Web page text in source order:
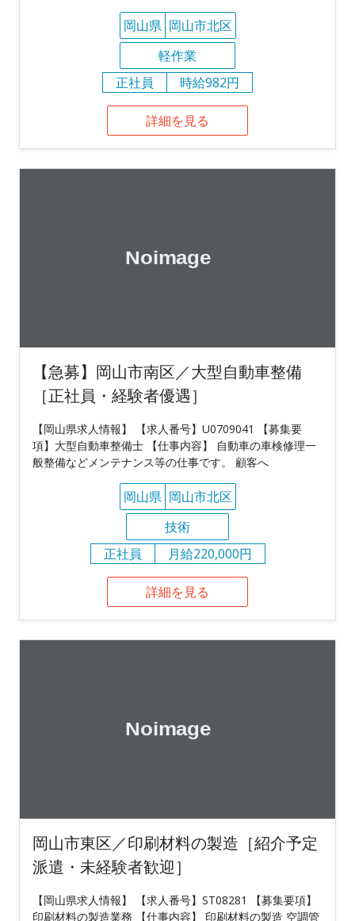
岡山県 岡山市北区
軽作業
正社員
時給982円
詳細を見る
【急募】岡山市南区／大型自動車整備
［正社員・経験者優遇］
【岡山県求人情報】 【求人番号】U0709041 【募集要
項】大型自動車整備士 【仕事内容】 自動車の車検修理一
般整備などメンテナンス等の仕事です。 顧客へ
岡山県 岡山市北区
技術
正社員
月給220,000円
詳細を見る
岡山市東区／印刷材料の製造［紹介予定
派遣・未経験者歓迎］
【岡山県求人情報】 【求人番号】ST08281 【募集要項】
印刷材料の製造業務 【仕事内容】 印刷材料の製造 空調管